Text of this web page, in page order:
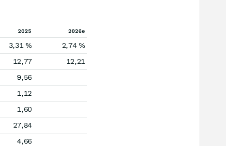
2025 2026e
3,31 %
2,74 %
12,77
12,21
9,56
1,12
1,60
27,84
4,66